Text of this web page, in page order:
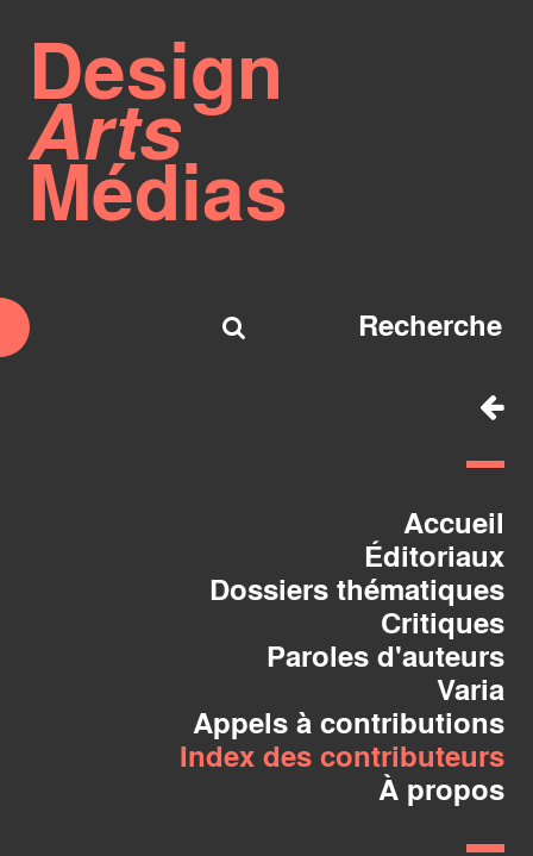
Design
Arts
Médias
Accueil
Éditoriaux
Dossiers thématiques
Critiques
Paroles d'auteurs
Varia
Appels à contributions
Index des contributeurs
À propos